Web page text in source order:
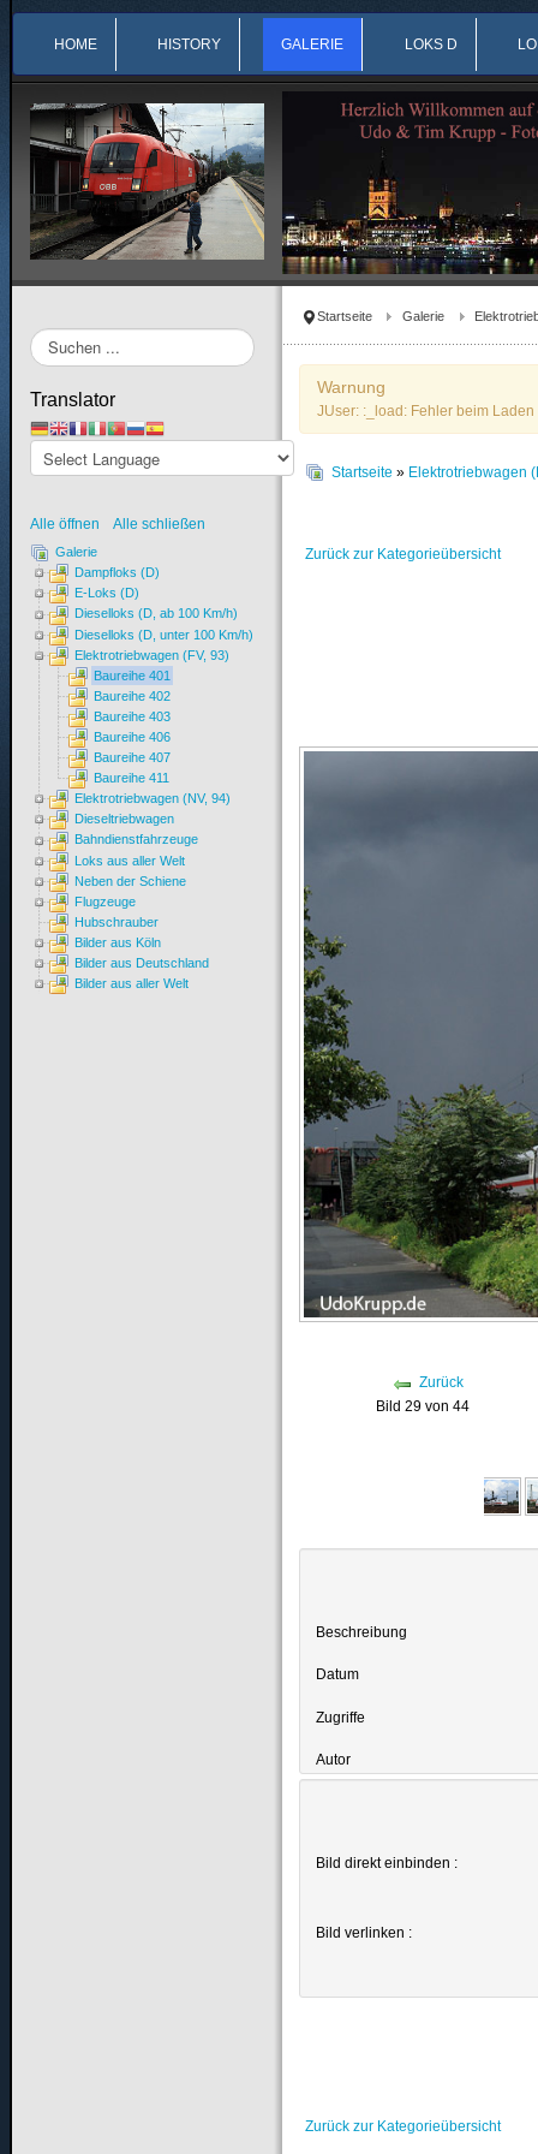
HOME HISTORY GALERIE LOKS D
Startseite Galerie
Warnung
JUser: :_load: Fehler beim
Startseite » Elektrotriebwagen
Zurück zur Kategorieübersicht
Zurück
Bild 29 von 44
Beschreibung
Datum
Zugriffe
Autor
Bild direkt einbinden :
Bild verlinken :
Zurück zur Kategorieübersicht
Suchen
...
Translator
Alle öffnen Alle schließen
Galerie
Dampfloks (D)
E-Loks (D)
Dieselloks (D, ab 100 Km/h)
Dieselloks (D, unter 100 Km/h)
Elektrotriebwagen (FV, 93)
Baureihe 401
Baureihe 402
Baureihe 403
Baureihe 406
Baureihe 407
Baureihe 411
Elektrotriebwagen (NV, 94)
Dieseltriebwagen
Bahndienstfahrzeuge
Loks aus aller Welt
Neben der Schiene
Flugzeuge
Hubschrauber
Bilder aus Köln
Bilder aus Deutschland
Bilder aus aller Welt